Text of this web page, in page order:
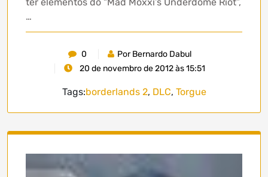
…
0
Por Bernardo Dabul
20 de novembro de 2012 às 15:51
Tags:borderlands 2, DLC, Torgue